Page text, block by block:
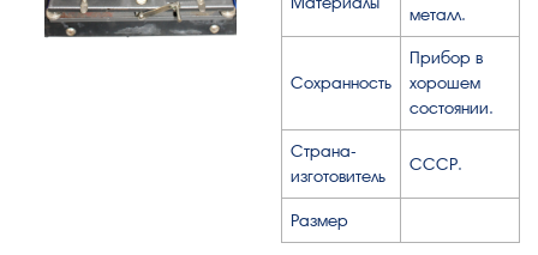
металл.
Сохранность
Прибор в
хорошем
состоянии.
Страна-
изготовитель
СССР.
Размер